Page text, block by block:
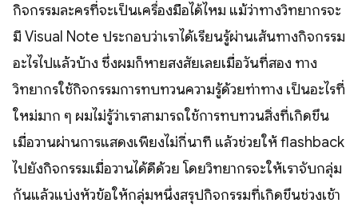
กิจกรรมละครที่จะเป็นเครื่องมือได้ไหม แม้ว่าทางวิทยากรจะ
มี Visual Note ประกอบว่าเราได้เรียนรู้ผ่านเส้นทางกิจกรรม
อะไรไปแล้วบ้าง ซึ่งผมก็หายสงสัยเลยเมื่อวันที่สอง ทาง
วิทยากรใช้กิจกรรมการทบทวนความรู้ด้วยท่าทาง เป็นอะไรที่
ใหม่มาก ๆ ผมไม่รู้ว่าเราสามารถใช้การทบทวนสิ่งที่เกิดขึ้น
เมื่อวานผ่านการแสดงเพียงไม่กี่นาที แล้วช่วยให้ flashback
ไปยังกิจกรรมเมื่อวานได้ดีด้วย โดยวิทยากรจะให้เราจับกลุ่ม
กันแล้วแบ่งหัวข้อให้กลุ่มหนึ่งสรุปกิจกรรมที่เกิดขึ้นช่วงเช้า